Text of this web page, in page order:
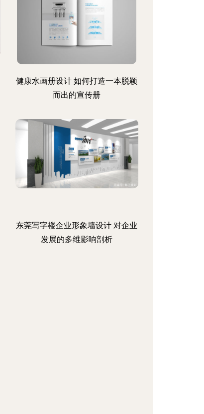
健康水画册设计 如何打造一本脱颖
而出的宣传册
东莞写字楼企业形象墙设计 对企业
发展的多维影响剖析